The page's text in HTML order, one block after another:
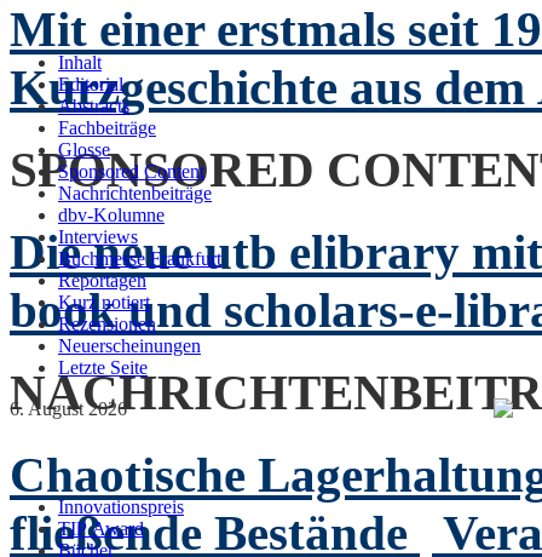
Inhalt
Editorial
Abstracts
Fachbeiträge
Glosse
Sponsored Content
Nachrichtenbeiträge
dbv-Kolumne
Interviews
Buchmesse Frankfurt
Reportagen
Kurz notiert
Rezensionen
Neuerscheinungen
Letzte Seite
6. August 2026
Innovationspreis
TIP Award
Bücher
Mit einer erstmals seit
Kurzgeschichte aus dem
SPONSORED
Die neue utb elibrary
book und scholars-e-
Chaotische
fließende Bestände